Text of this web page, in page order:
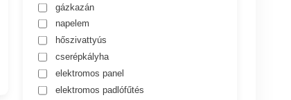
gázkazán
napelem
hőszivattyús
cserépkályha
elektromos panel
elektromos padlófűtés